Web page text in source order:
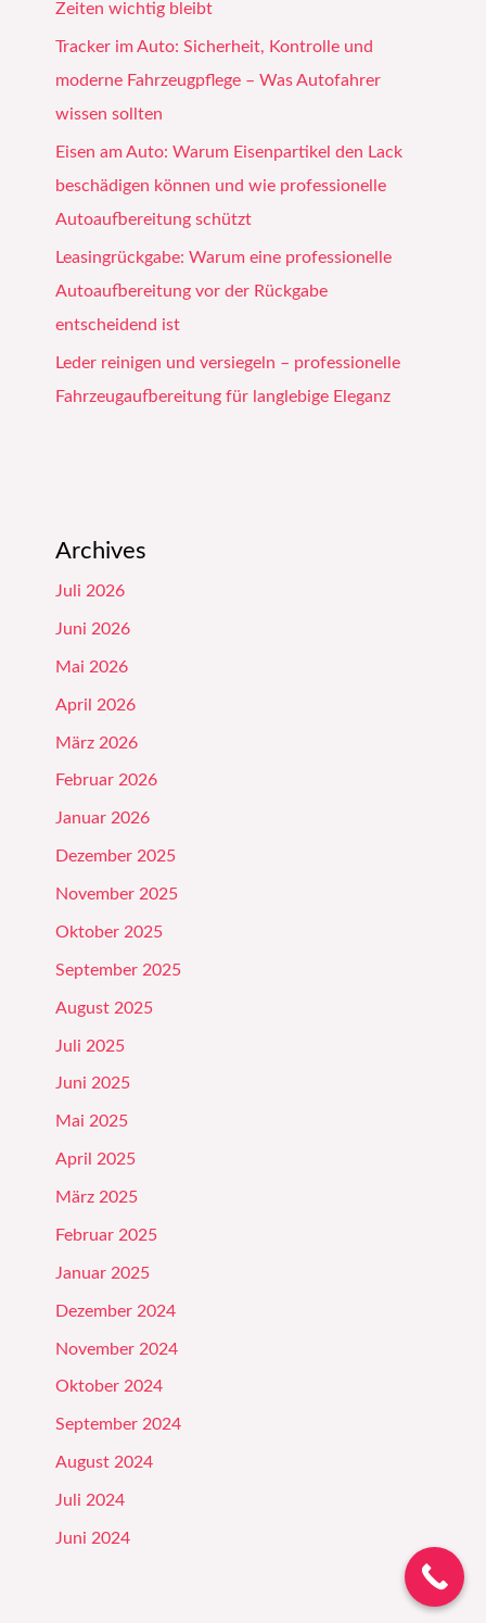
Zeiten wichtig bleibt
Tracker im Auto: Sicherheit, Kontrolle und
moderne Fahrzeugpflege – Was Autofahrer
wissen sollten
Eisen am Auto: Warum Eisenpartikel den Lack
beschädigen können und wie professionelle
Autoaufbereitung schützt
Leasingrückgabe: Warum eine professionelle
Autoaufbereitung vor der Rückgabe
entscheidend ist
Leder reinigen und versiegeln – professionelle
Fahrzeugaufbereitung für langlebige Eleganz
Archives
Juli 2026
Juni 2026
Mai 2026
April 2026
März 2026
Februar 2026
Januar 2026
Dezember 2025
November 2025
Oktober 2025
September 2025
August 2025
Juli 2025
Juni 2025
Mai 2025
April 2025
März 2025
Februar 2025
Januar 2025
Dezember 2024
November 2024
Oktober 2024
September 2024
August 2024
Juli 2024
Juni 2024